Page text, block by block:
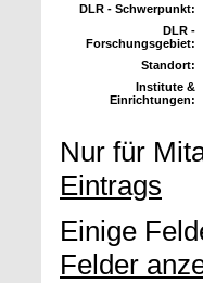
DLR - Schwerpunkt:
DLR -
Forschungsgebiet:
Standort:
Institute &
Einrichtungen:
Nur für
Eintrags
Einige
Felder